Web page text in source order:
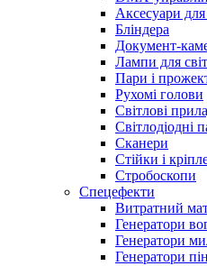
Аксесуари для
Бліндера
Документ-
Лампи для
Пари і
Рухомі голови
Світлові
Світлодіодні
Сканери
Стійки і
Стробоскопи
Спецефекти
Витратний
Генератори
Генератори
Генератори